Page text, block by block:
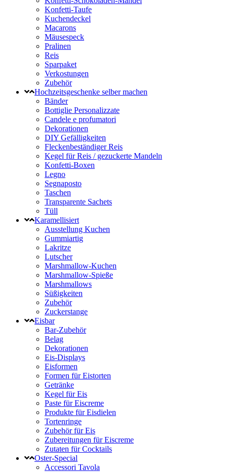
Konfetti-Taufe
Kuchendeckel
Macarons
Mäusespeck
Pralinen
Reis
Sparpaket
Verkostungen
Zubehör
Hochzeitsgeschenke selber machen
Bänder
Bottiglie Personalizzate
Candele e profumatori
Dekorationen
DIY Gefälligkeiten
Fleckenbeständiger Reis
Kegel für Reis / gezuckerte Mandeln
Konfetti-Boxen
Legno
Segnaposto
Taschen
Transparente Sachets
Tüll
Karamellisiert
Ausstellung Kuchen
Gummiartig
Lakritze
Lutscher
Marshmallow-Kuchen
Marshmallow-Spieße
Marshmallows
Süßigkeiten
Zubehör
Zuckerstange
Eisbar
Bar-Zubehör
Belag
Dekorationen
Eis-Displays
Eisformen
Formen für Eistorten
Getränke
Kegel für Eis
Paste für Eiscreme
Produkte für Eisdielen
Tortenringe
Zubehör für Eis
Zubereitungen für Eiscreme
Zutaten für Cocktails
Oster-Special
Accessori Tavola